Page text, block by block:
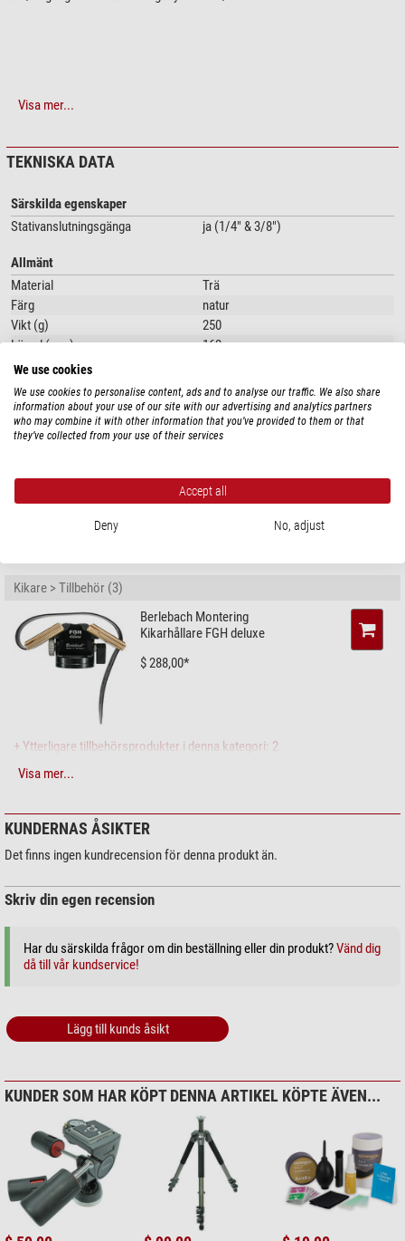
Visa mer...
TEKNISKA DATA
Särskilda egenskaper
Stativanslutningsgänga
ja (1/4" & 3/8")
Allmänt
Material
Trä
Färg
natur
Vikt (g)
250
Längd (mm)
162
Bredd (mm)
PRODUKTSÄKERHET
Produktsäkerhet
Kikare > Tillbehör (3)
Berlebach Montering
Kikarhållare FGH deluxe
$ 288,00*
+ Ytterligare tillbehörsprodukter i denna kategori: 2
Fotostativ (1)
trebensstativ Stativ Titania 500
Set
Solobservation > Solfilter (3)
$ 6,90*
+ Ytterligare tillbehörsprodukter i denna kategori: 2
Omegon Optikrengöringsset 7
+ Ytterligare tillbehörsprodukter i denna kategori: 3
Vård och rengöring > Övrigt (2)
Omegon SPUDZ
Visa mer...
KUNDERNAS ÅSIKTER
Det finns ingen kundrecension för denna produkt än.
Skriv din egen recension
Har du särskilda frågor om din beställning eller din produkt?Vänd dig
då till vår kundservice!
Lägg till kunds åsikt
KUNDER SOM HAR KÖPT DENNA ARTIKEL KÖPTE ÄVEN...
We use cookies
We use cookies to personalise content, ads and to analyse our traffic. We also share
information about your use of our site with our advertising and analytics partners
who may combine it with other information that you’ve provided to them or that
they’ve collected from your use of their services
Accept all
Deny No, adjust